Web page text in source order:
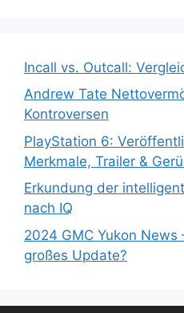
Incall vs. Outcall:
Andrew Tate
Kontroversen
PlayStation 6:
Merkmale, Trailer &
Erkundung der
nach IQ
2024 GMC Yukon
großes Update?